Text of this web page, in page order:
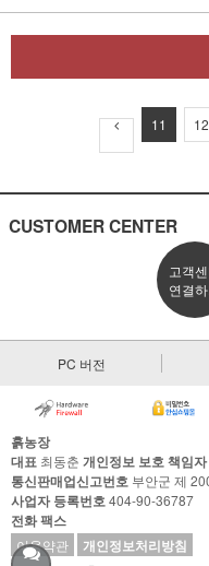
11 12
CUSTOMER CENTER
고객
연결
PC 버전
흙농장
대표 최동춘 개인정보 보호 책임자
통신판매업신고번호 부안군 제
사업자 등록번호404-90-36787
전화팩스
이용약관 개인정보처리방침